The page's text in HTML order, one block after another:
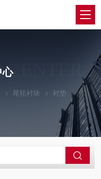
CENTER
心
尾轮衬块 衬垫 猴车